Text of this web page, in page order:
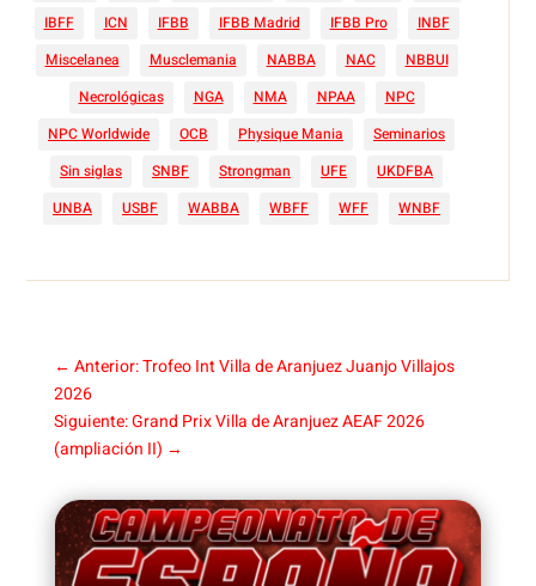
IBFF ICN IFBB IFBB Madrid IFBB Pro
INBF
Miscelanea
Musclemania NABBA NAC
NBBUI
Necrológicas
NGA NMA NPAA
NPC
NPC Worldwide
OCB Physique Mania
Seminarios
Sin siglas
SNBF Strongman UFE
UKDFBA
UNBA
USBF WABBA WBFF WFF WNBF
← Anterior: Trofeo Int Villa de Aranjuez Juanjo Villajos
2026
Siguiente: Grand Prix Villa de Aranjuez AEAF 2026
(ampliación II) →